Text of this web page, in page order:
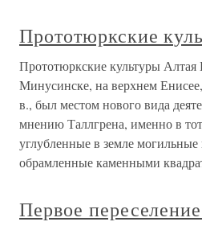
Прототюркские
Прототюркские культуры Алтая
Минусинске, на верхнем
в., был местом нового вида
мнению Таллгрена, именно в
углубленные в земле могильные
обрамленные каменными
Первое